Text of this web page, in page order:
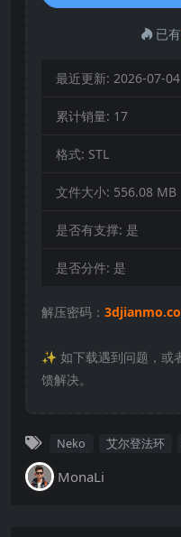
已有
最近更新: 2026-07-04
累计销量: 17
格式: STL
文件大小: 556.08 MB
是否有支撑: 是
是否分件: 是
解压密码：
✨️ 如下载遇到问题，或
馈解决。
Neko 艾尔登法环
MonaLi